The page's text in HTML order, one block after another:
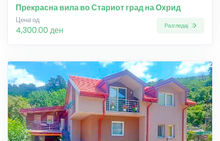
Прекрасна вила во Стариот град на Охрид
Цена од
4,300.00 ден Разгледај